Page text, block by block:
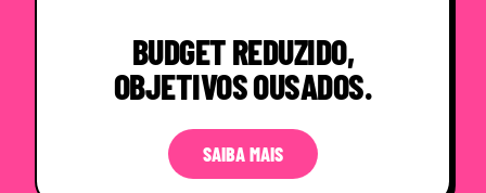
BUDGET REDUZIDO,
OBJETIVOS OUSADOS.
SAIBA MAIS